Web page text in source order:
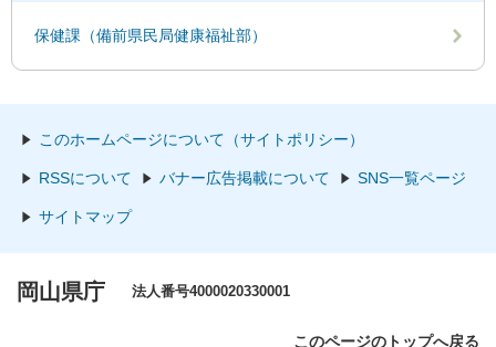
保健課（備前県民局健康福祉部）
このホームページについて（サイトポリシー）
RSSについて バナー広告掲載について SNS一覧ページ
サイトマップ
岡山県庁 法人番号4000020330001
このページのトップへ戻る